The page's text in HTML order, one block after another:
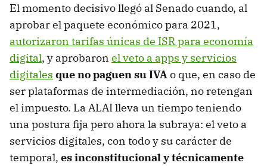
El momento decisivo llegó al Senado cuando, al
aprobar el paquete económico para 2021,
autorizaron tarifas únicas de ISR para economía
digital, y aprobaron el veto a apps y servicios
digitales que no paguen su IVA o que, en caso de
ser plataformas de intermediación, no retengan
el impuesto. La ALAI lleva un tiempo teniendo
una postura fija pero ahora la subraya: el veto a
servicios digitales, con todo y su carácter de
temporal, es inconstitucional y técnicamente